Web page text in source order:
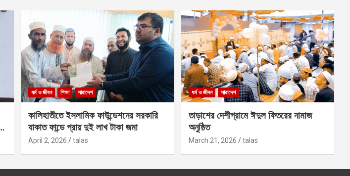
ধর্ম ও জীবন শিক্ষা সারাদেশ
কালিহাতীতে ইসলামিক ফাউন্ডেশনের সরকারি
যাকাত ফান্ডে প্রায় দুই লাখ টাকা জমা
April 2, 2026 talas
ধর্ম ও জীবন সারাদেশ
তাড়াশের দেশীগ্রামে ঈদুল ফিতরের নামাজ
অনুষ্ঠিত
March 21, 2026 talas